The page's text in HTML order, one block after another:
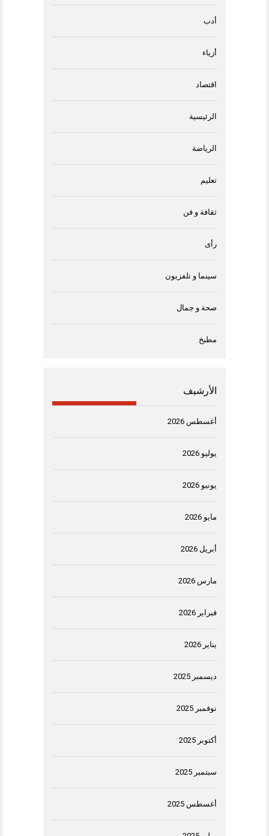
أدب
أزياء
اقتصاد
الرئيسية
الرياضة
تعليم
ثقافة و فن
رأى
سينما و تلفزيون
صحة و جمال
مطبخ
الأرشيف
أغسطس 2026
يوليو 2026
يونيو 2026
مايو 2026
أبريل 2026
مارس 2026
فبراير 2026
يناير 2026
ديسمبر 2025
نوفمبر 2025
أكتوبر 2025
سبتمبر 2025
أغسطس 2025